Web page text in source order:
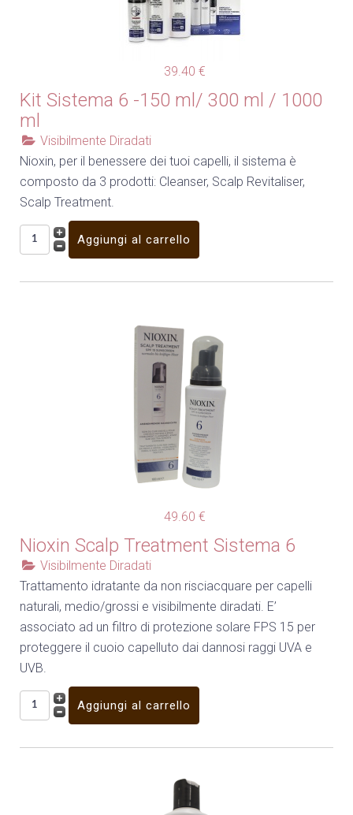
39.40 €
Kit Sistema 6 -150 ml/ 300 ml / 1000
ml
Visibilmente Diradati
Nioxin, per il benessere dei tuoi capelli, il sistema è
composto da 3 prodotti: Cleanser, Scalp Revitaliser,
Scalp Treatment.
49.60 €
Nioxin Scalp Treatment Sistema 6
Visibilmente Diradati
Trattamento idratante da non risciacquare per capelli
naturali, medio/grossi e visibilmente diradati. E’
associato ad un filtro di protezione solare FPS 15 per
proteggere il cuoio capelluto dai dannosi raggi UVA e
UVB.